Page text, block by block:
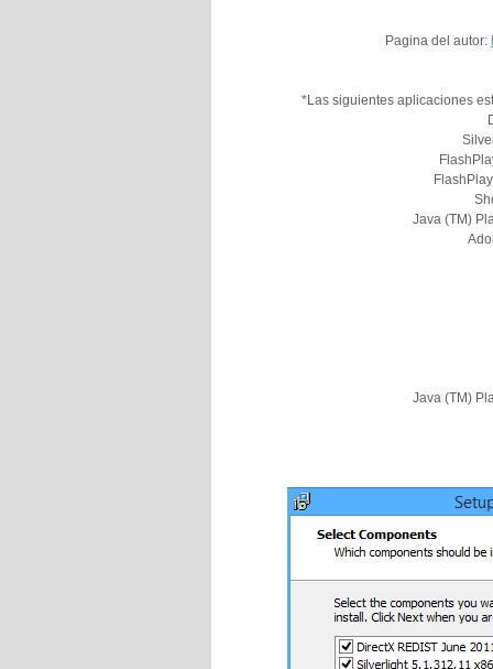
Pagina del autor:
*Las siguientes aplicaciones
Java (TM)
Java (TM)